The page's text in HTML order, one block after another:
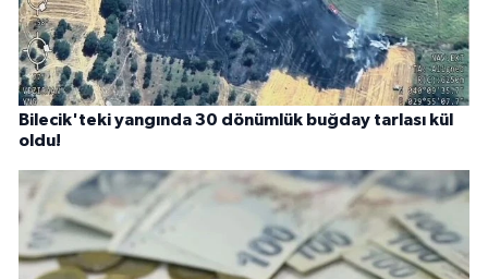
Bilecik'teki yangında 30 dönümlük buğday tarlası kül
oldu!